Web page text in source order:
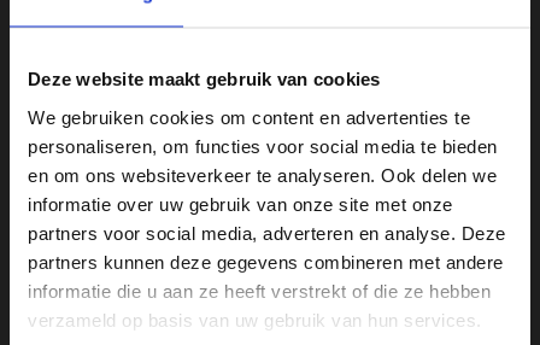
Deze website maakt gebruik van cookies
We gebruiken cookies om content en advertenties te
personaliseren, om functies voor social media te bieden
en om ons websiteverkeer te analyseren. Ook delen we
informatie over uw gebruik van onze site met onze
partners voor social media, adverteren en analyse. Deze
partners kunnen deze gegevens combineren met andere
informatie die u aan ze heeft verstrekt of die ze hebben
verzameld op basis van uw gebruik van hun services.
Apps vereist?
Bediening verlichting
Wandschakelaar
Fitting
E27
Inclusief lichtbron?
Nee